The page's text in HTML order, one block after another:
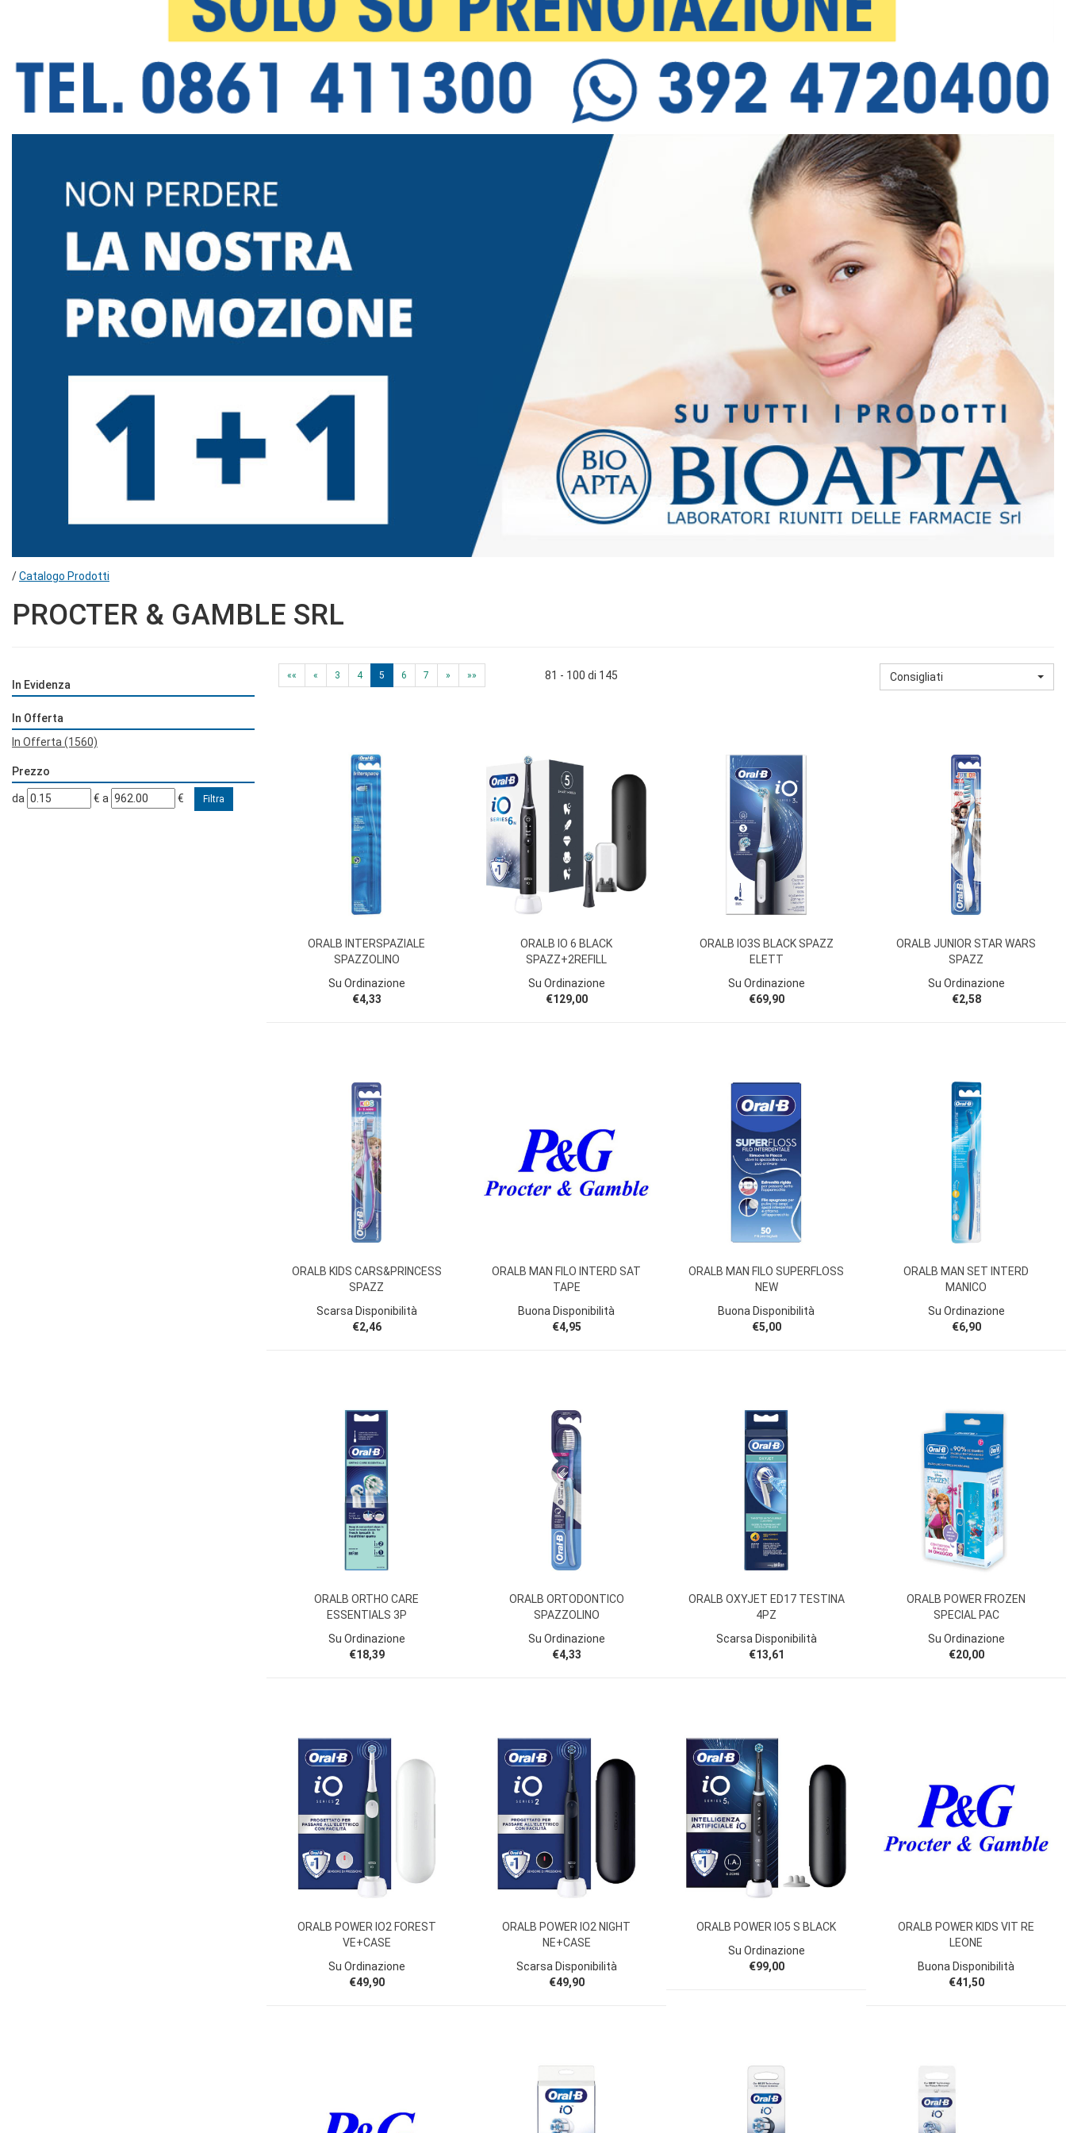
/Catalogo Prodotti
PROCTER & GAMBLE SRL
In Evidenza
In Offerta
In Offerta (1560)
Prezzo
filtra
da € filtra
a €
«« « 3 4 5 6 7 » »» 81 - 100 di 145 Consigliati
ORALB INTERSPAZIALE
SPAZZOLINO
Su Ordinazione
€4,33
ORALB IO 6 BLACK
SPAZZ+2REFILL
Su Ordinazione
€129,00
ORALB IO3S BLACK SPAZZ
ELETT
Su Ordinazione
€69,90
ORALB JUNIOR STAR WARS
SPAZZ
Su Ordinazione
€2,58
ORALB KIDS CARS&PRINCESS
SPAZZ
Scarsa Disponibilità
€2,46
ORALB MAN FILO INTERD SAT
TAPE
Buona Disponibilità
€4,95
ORALB MAN FILO SUPERFLOSS
NEW
Buona Disponibilità
€5,00
ORALB MAN SET INTERD
MANICO
Su Ordinazione
€6,90
ORALB ORTHO CARE
ESSENTIALS 3P
Su Ordinazione
€18,39
ORALB ORTODONTICO
SPAZZOLINO
Su Ordinazione
€4,33
ORALB OXYJET ED17 TESTINA
4PZ
Scarsa Disponibilità
€13,61
ORALB POWER FROZEN
SPECIAL PAC
Su Ordinazione
€20,00
ORALB POWER IO2 FOREST
VE+CASE
Su Ordinazione
€49,90
ORALB POWER IO2 NIGHT
NE+CASE
Scarsa Disponibilità
€49,90
ORALB POWER IO5 S BLACK
Su Ordinazione
€99,00
ORALB POWER KIDS VIT RE
LEONE
Buona Disponibilità
€41,50